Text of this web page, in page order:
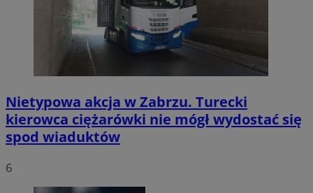
Nietypowa akcja w Zabrzu. Turecki
kierowca ciężarówki nie mógł wydostać się
spod wiaduktów
6